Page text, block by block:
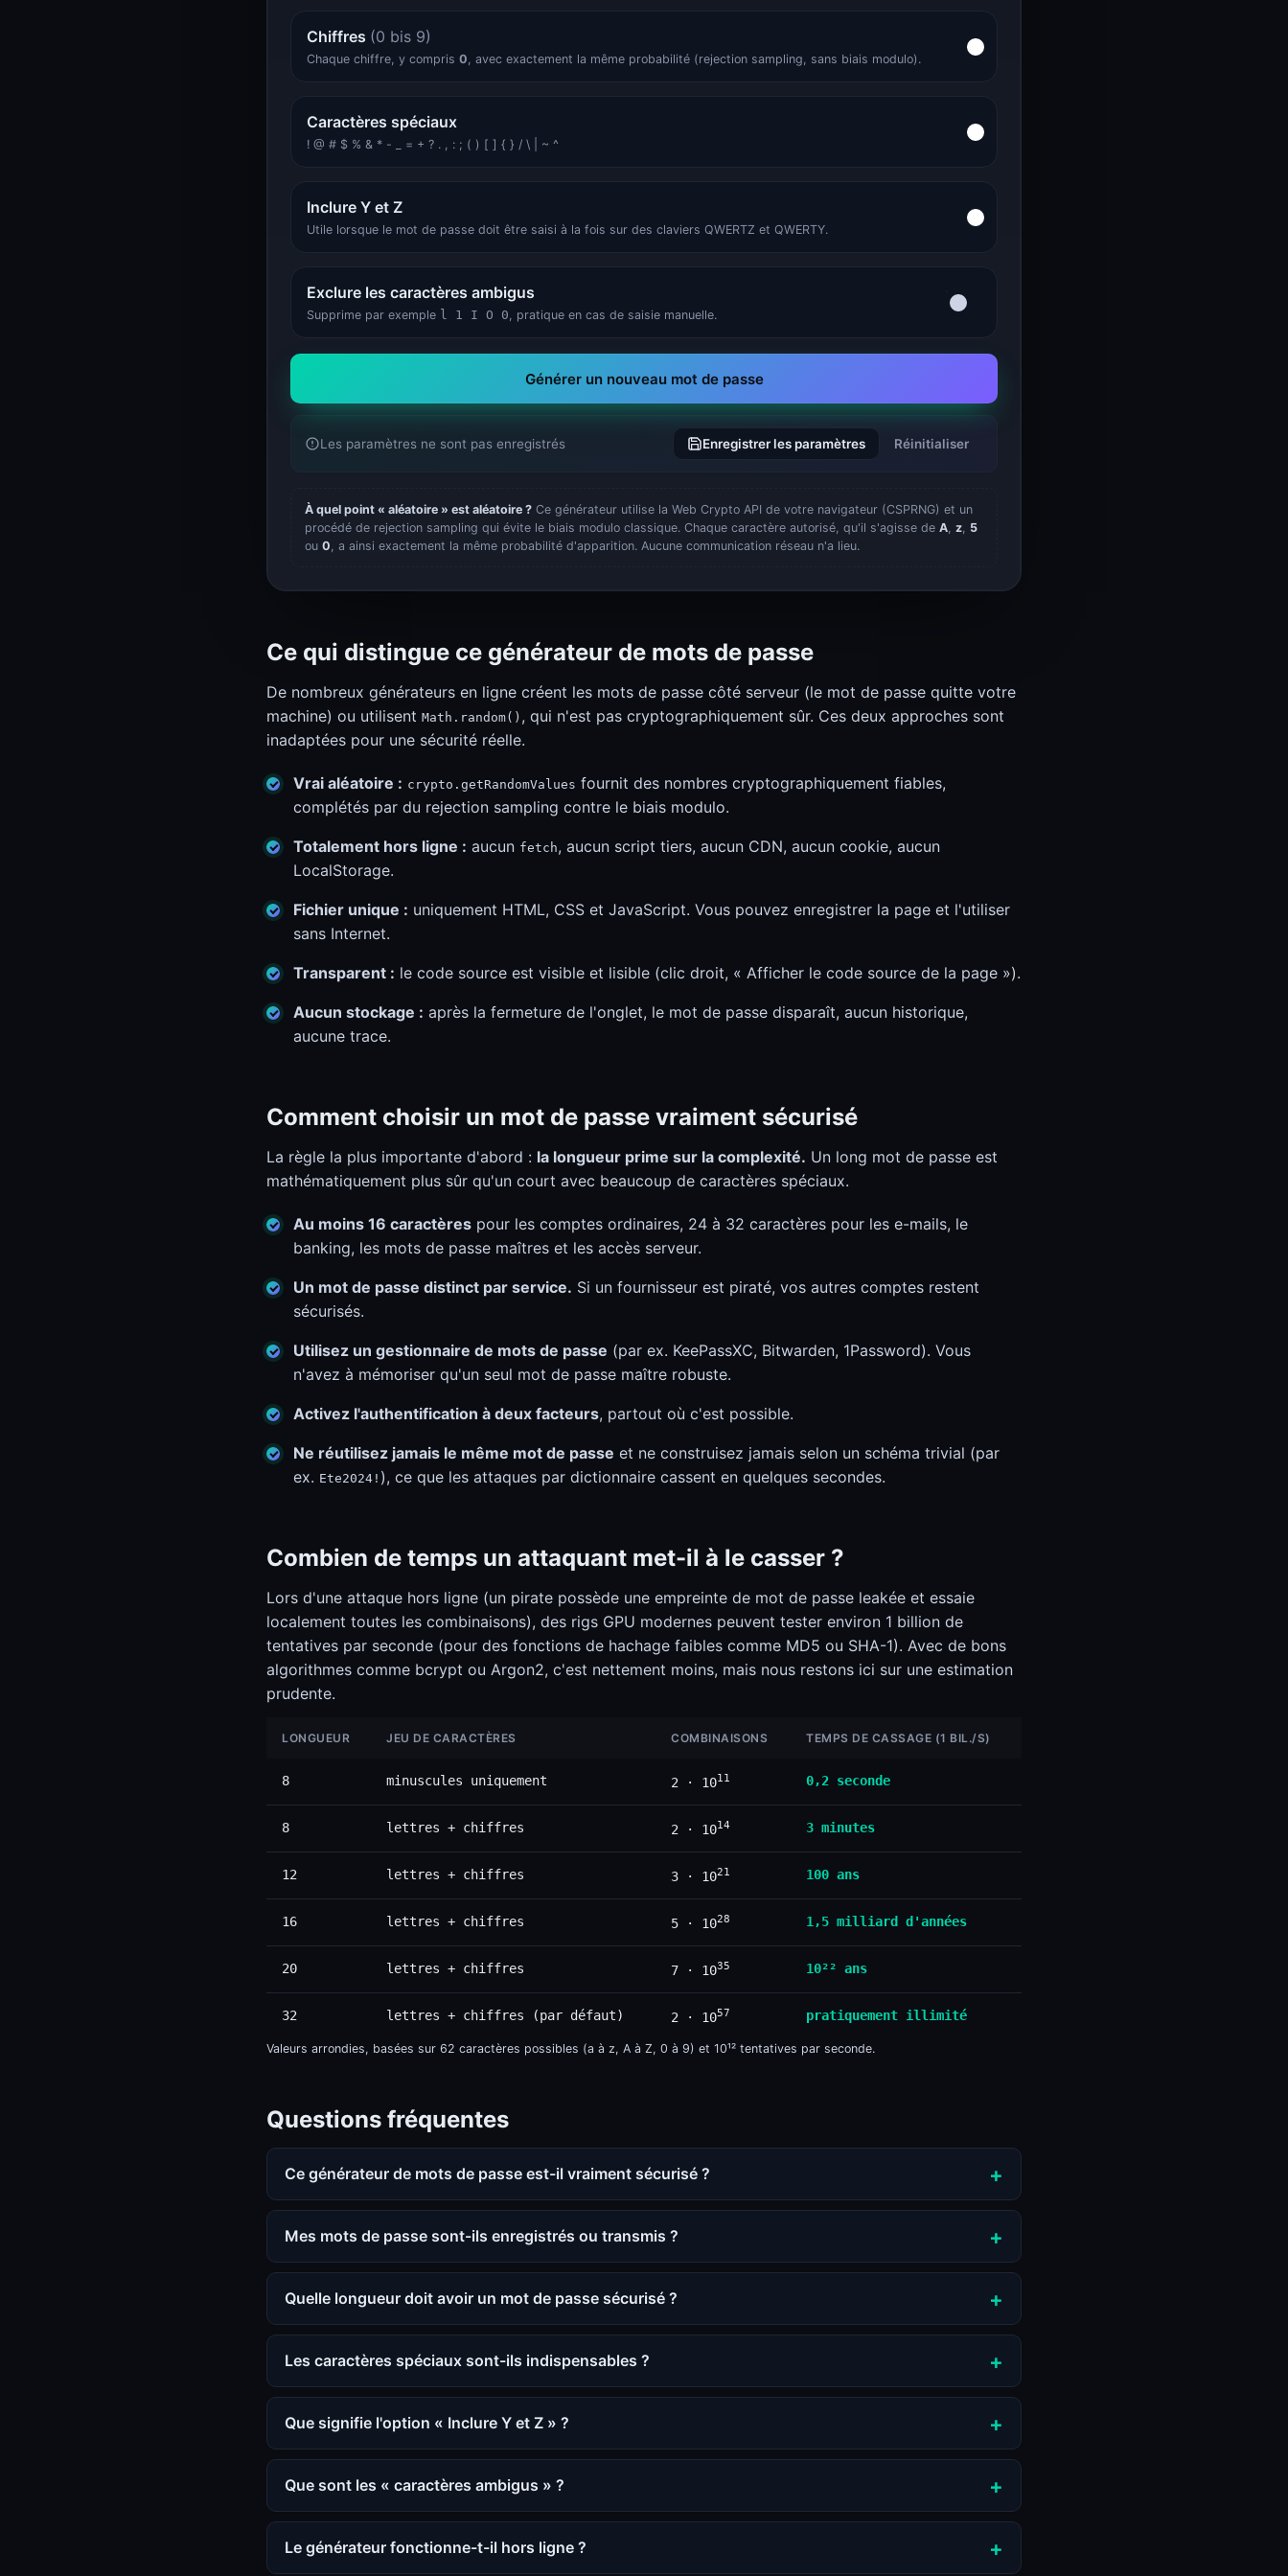
Chiffres (0 bis 9)
Chaque chiffre, y compris 0, avec exactement la même probabilité (rejection sampling, sans biais modulo).
Caractères spéciaux
! @ # $ % & * - _ = + ? . , : ; ( ) [ ] { } / \ | ~ ^
Inclure Y et Z
Utile lorsque le mot de passe doit être saisi à la fois sur des claviers QWERTZ et QWERTY.
Exclure les caractères ambigus
Supprime par exemple l 1 I O 0, pratique en cas de saisie manuelle.
Générer un nouveau mot de passe
Les paramètres ne sont pas enregistrés Enregistrer les paramètres Réinitialiser
À quel point « aléatoire » est aléatoire ? Ce générateur utilise la Web Crypto API de votre navigateur (CSPRNG) et un
procédé de rejection sampling qui évite le biais modulo classique. Chaque caractère autorisé, qu'il s'agisse de A, z, 5
ou 0, a ainsi exactement la même probabilité d'apparition. Aucune communication réseau n'a lieu.
Ce qui distingue ce générateur de mots de passe
De nombreux générateurs en ligne créent les mots de passe côté serveur (le mot de passe quitte votre
machine) ou utilisent Math.random() , qui n'est pas cryptographiquement sûr. Ces deux approches sont
inadaptées pour une sécurité réelle.
Vrai aléatoire : crypto.getRandomValues fournit des nombres cryptographiquement fiables,
complétés par du rejection sampling contre le biais modulo.
Totalement hors ligne : aucun fetch, aucun script tiers, aucun CDN, aucun cookie, aucun
LocalStorage.
Fichier unique : uniquement HTML, CSS et JavaScript. Vous pouvez enregistrer la page et l'utiliser
sans Internet.
Transparent : le code source est visible et lisible (clic droit, « Afficher le code source de la page »).
Aucun stockage : après la fermeture de l'onglet, le mot de passe disparaît, aucun historique,
aucune trace.
Comment choisir un mot de passe vraiment sécurisé
La règle la plus importante d'abord : la longueur prime sur la complexité. Un long mot de passe est
mathématiquement plus sûr qu'un court avec beaucoup de caractères spéciaux.
Au moins 16 caractères pour les comptes ordinaires, 24 à 32 caractères pour les e-mails, le
banking, les mots de passe maîtres et les accès serveur.
Un mot de passe distinct par service. Si un fournisseur est piraté, vos autres comptes restent
sécurisés.
Utilisez un gestionnaire de mots de passe (par ex. KeePassXC, Bitwarden, 1Password). Vous
n'avez à mémoriser qu'un seul mot de passe maître robuste.
Activez l'authentification à deux facteurs, partout où c'est possible.
Ne réutilisez jamais le même mot de passe et ne construisez jamais selon un schéma trivial (par
ex. Ete2024! ), ce que les attaques par dictionnaire cassent en quelques secondes.
Combien de temps un attaquant met-il à le casser ?
Lors d'une attaque hors ligne (un pirate possède une empreinte de mot de passe leakée et essaie
localement toutes les combinaisons), des rigs GPU modernes peuvent tester environ 1 billion de
tentatives par seconde (pour des fonctions de hachage faibles comme MD5 ou SHA-1). Avec de bons
algorithmes comme bcrypt ou Argon2, c'est nettement moins, mais nous restons ici sur une estimation
prudente.
LONGUEUR JEU DE CARACTÈRES COMBINAISONS TEMPS DE CASSAGE (1 BIL./S)
8 minuscules uniquement 2 · 1011 0,2 seconde
8 lettres + chiffres 2 · 1014 3 minutes
12 lettres + chiffres 3 · 1021 100 ans
16 lettres + chiffres 5 · 1028 1,5 milliard d'années
20 lettres + chiffres 7 · 1035 10²² ans
32 lettres + chiffres (par défaut) 2 · 1057 pratiquement illimité
Valeurs arrondies, basées sur 62 caractères possibles (a à z, A à Z, 0 à 9) et 10¹² tentatives par seconde.
Questions fréquentes
Ce générateur de mots de passe est-il vraiment sécurisé ?
Mes mots de passe sont-ils enregistrés ou transmis ?
Quelle longueur doit avoir un mot de passe sécurisé ?
Les caractères spéciaux sont-ils indispensables ?
Que signifie l'option « Inclure Y et Z » ?
Que sont les « caractères ambigus » ?
Le générateur fonctionne-t-il hors ligne ?